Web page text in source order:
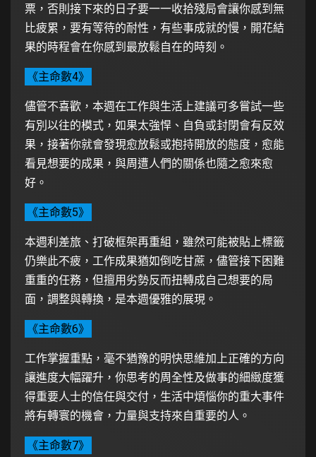
票，否則接下來的日子要一一收拾殘局會讓你感到無
比疲累，要有等待的耐性，有些事成就的慢，開花結
果的時程會在你感到最放鬆自在的時刻。
《主命數4》
儘管不喜歡，本週在工作與生活上建議可多嘗試一些
有別以往的模式，如果太強悍、自負或封閉會有反效
果，接著你就會發現愈放鬆或抱持開放的態度，愈能
看見想要的成果，與周遭人們的關係也隨之愈來愈
好。
《主命數5》
本週利差旅、打破框架再重組，雖然可能被貼上標籤
仍樂此不疲，工作成果猶如倒吃甘蔗，儘管接下困難
重重的任務，但擅用劣勢反而扭轉成自己想要的局
面，調整與轉換，是本週優雅的展現。
《主命數6》
工作掌握重點，毫不猶豫的明快思維加上正確的方向
讓進度大幅躍升，你思考的周全性及做事的細緻度獲
得重要人士的信任與交付，生活中煩惱你的重大事件
將有轉寰的機會，力量與支持來自重要的人。
《主命數7》